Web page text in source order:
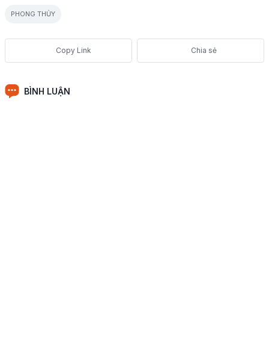
PHONG THỦY
Chia sẻ
BÌNH LUẬN